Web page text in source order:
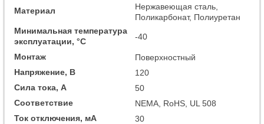
Материал
Нержавеющая сталь,
Поликарбонат, Полиуретан
Минимальная температура
эксплуатации, °C
-40
Монтаж
Поверхностный
Напряжение, В
120
Сила тока, А
50
Соответствие
NEMA, RoHS, UL 508
Ток отключения, мА
30